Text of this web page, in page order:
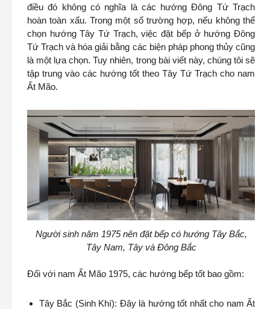
điều đó không có nghĩa là các hướng Đông Tứ Trạch
hoàn toàn xấu. Trong một số trường hợp, nếu không thể
chọn hướng Tây Tứ Trạch, việc đặt bếp ở hướng Đông
Tứ Trạch và hóa giải bằng các biện pháp phong thủy cũng
là một lựa chọn. Tuy nhiên, trong bài viết này, chúng tôi sẽ
tập trung vào các hướng tốt theo Tây Tứ Trạch cho nam
Ất Mão.
Người sinh năm 1975 nên đặt bếp có hướng Tây Bắc,
Tây Nam, Tây và Đông Bắc
Đối với nam Ất Mão 1975, các hướng bếp tốt bao gồm:
Tây Bắc (Sinh Khí): Đây là hướng tốt nhất cho nam Ất